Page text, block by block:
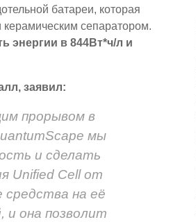
батареи, которая
керамическим сепаратором.
энергии в 844Вт*ч/л и
заявил:
прорывом в
мы
и сделать
Unified Cell от
на её
и она позволит